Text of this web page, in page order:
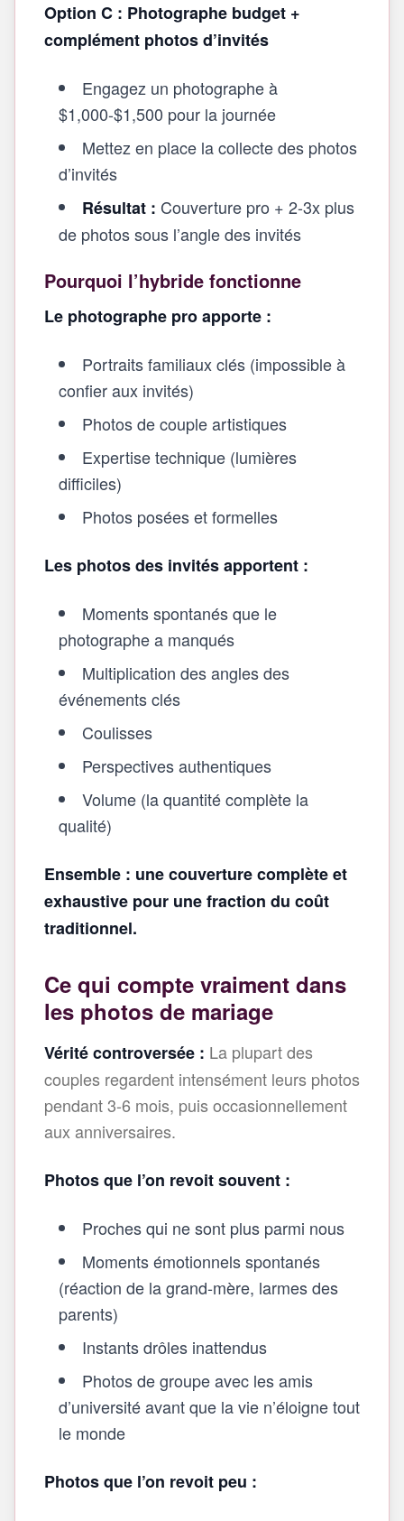
Option C : Photographe budget +
complément photos d’invités
Engagez un photographe à
$1,000-$1,500 pour la journée
Mettez en place la collecte des photos
d’invités
Résultat : Couverture pro + 2-3x plus
de photos sous l’angle des invités
Pourquoi l’hybride fonctionne
Le photographe pro apporte :
Portraits familiaux clés (impossible à
confier aux invités)
Photos de couple artistiques
Expertise technique (lumières
difficiles)
Photos posées et formelles
Les photos des invités apportent :
Moments spontanés que le
photographe a manqués
Multiplication des angles des
événements clés
Coulisses
Perspectives authentiques
Volume (la quantité complète la
qualité)
Ensemble : une couverture complète et
exhaustive pour une fraction du coût
traditionnel.
Ce qui compte vraiment dans
les photos de mariage
Vérité controversée : La plupart des
couples regardent intensément leurs photos
pendant 3-6 mois, puis occasionnellement
aux anniversaires.
Photos que l’on revoit souvent :
Proches qui ne sont plus parmi nous
Moments émotionnels spontanés
(réaction de la grand‑mère, larmes des
parents)
Instants drôles inattendus
Photos de groupe avec les amis
d’université avant que la vie n’éloigne tout
le monde
Photos que l’on revoit peu :